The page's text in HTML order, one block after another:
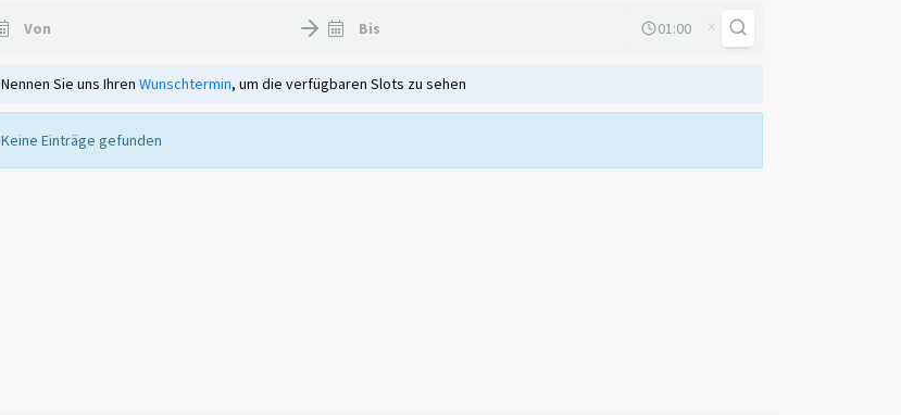
×
Nennen Sie uns IhrenWunschtermin, um die verfügbaren Slots zu sehen
Keine Einträge gefunden